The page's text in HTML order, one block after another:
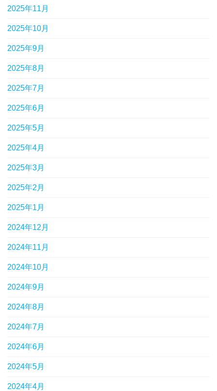
2025年11月
2025年10月
2025年9月
2025年8月
2025年7月
2025年6月
2025年5月
2025年4月
2025年3月
2025年2月
2025年1月
2024年12月
2024年11月
2024年10月
2024年9月
2024年8月
2024年7月
2024年6月
2024年5月
2024年4月